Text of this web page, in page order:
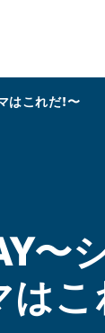
はこれだ！〜
〜
こ